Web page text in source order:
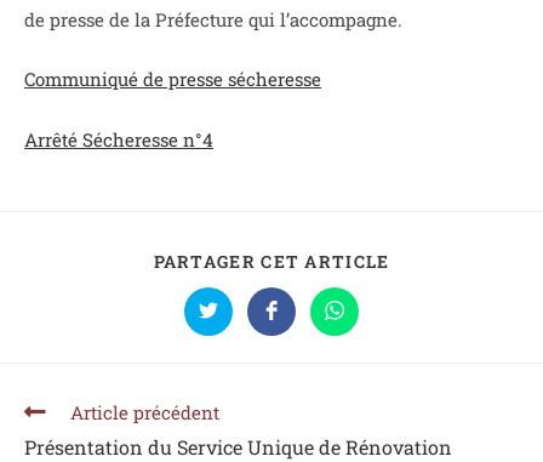
de presse de la Préfecture qui l’accompagne.
Communiqué de presse sécheresse
Arrêté Sécheresse n°4
PARTAGER CET ARTICLE
Article précédent
Présentation du Service Unique de Rénovation